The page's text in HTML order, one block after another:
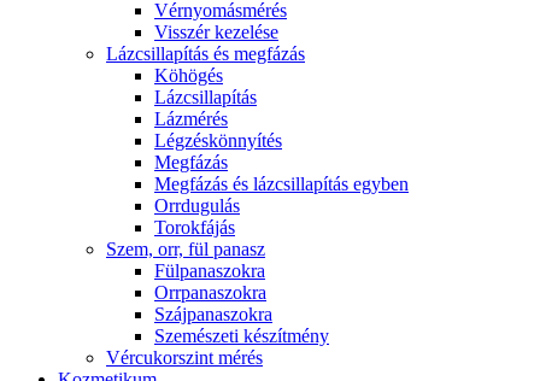
Vérnyomásmérés
Visszér kezelése
Lázcsillapítás és megfázás
Köhögés
Lázcsillapítás
Lázmérés
Légzéskönnyítés
Megfázás
Megfázás és lázcsillapítás egyben
Orrdugulás
Torokfájás
Szem, orr, fül panasz
Fülpanaszokra
Orrpanaszokra
Szájpanaszokra
Szemészeti készítmény
Vércukorszint mérés